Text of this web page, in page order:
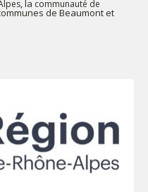
, la communauté de
de Beaumont et